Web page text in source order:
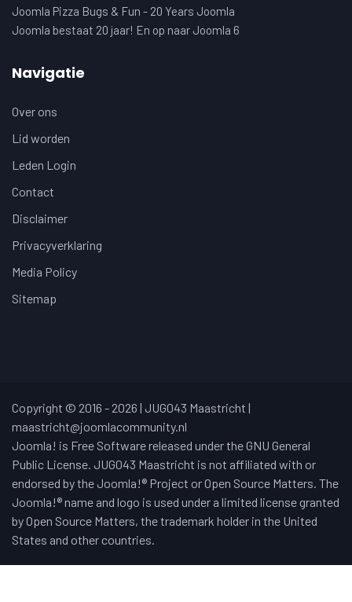
Joomla Pizza Bugs & Fun - 20 Years Joomla
Joomla bestaat 20 jaar! En op naar Joomla 6
Navigatie
Over ons
Lid worden
Leden Login
Contact
Disclaimer
Privacyverklaring
Media Policy
Sitemap
Copyright © 2016 - 2026 | JUG043 Maastricht |
maastricht@joomlacommunity.nl
Joomla! is Free Software released under the GNU General
Public License. JUG043 Maastricht is not affiliated with or
endorsed by the Joomla!® Project or Open Source Matters. The
Joomla!® name and logo is used under a limited license granted
by Open Source Matters, the trademark holder in the United
States and other countries.